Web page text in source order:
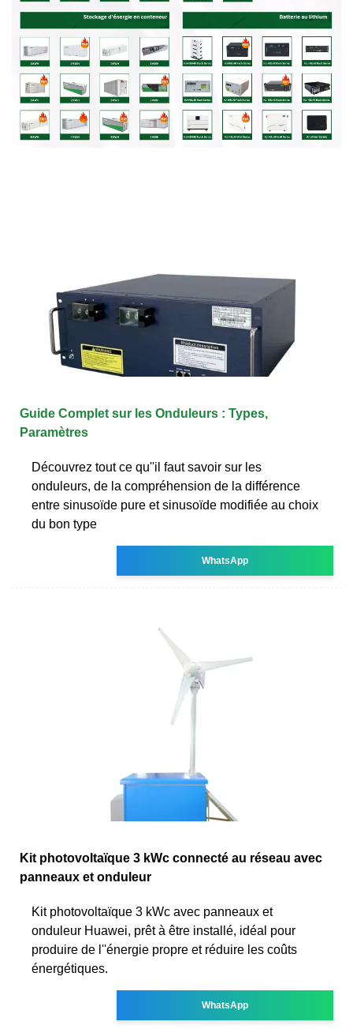
Guide Complet sur les Onduleurs : Types,
Paramètres
Découvrez tout ce qu''il faut savoir sur les
onduleurs, de la compréhension de la différence
entre sinusoïde pure et sinusoïde modifiée au choix
du bon type
WhatsApp
Kit photovoltaïque 3 kWc connecté au réseau avec
panneaux et onduleur
Kit photovoltaïque 3 kWc avec panneaux et
onduleur Huawei, prêt à être installé, idéal pour
produire de l''énergie propre et réduire les coûts
énergétiques.
WhatsApp